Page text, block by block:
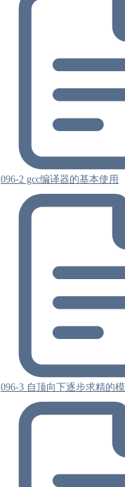
096-2 gcc编译器的基本使用
096-3 自顶向下逐步求精的